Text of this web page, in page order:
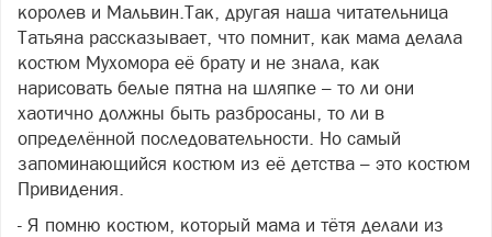
королев и Мальвин.Так, другая наша читательница
Татьяна рассказывает, что помнит, как мама делала
костюм Мухомора её брату и не знала, как
нарисовать белые пятна на шляпке – то ли они
хаотично должны быть разбросаны, то ли в
определённой последовательности. Но самый
запоминающийся костюм из её детства – это костюм
Привидения.
- Я помню костюм, который мама и тётя делали из